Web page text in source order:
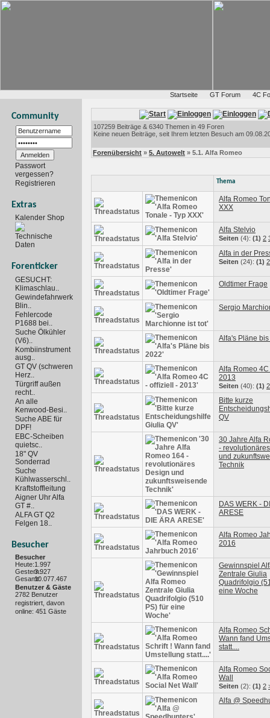
Startseite GT Forum 4C
Community
Passwort
vergessen?
Registrieren
Extras
Kalender Shop
Technische
Daten
Forenticker
GESUCHT:
Klimaschlau..
Gewindefahrwerk
Blin..
Fehlercode
P1688 bei..
Suche Ölkühler
(V6)..
Kombiinstrument
ausg..
GT QV (schweren
Herz..
Türgriff außen
recht..
An alle
Kenwood-Besi..
Suche ABE für
DPF!
EBC-Scheiben
quietsc..
18" QV
Sonderrad
Suche
Kühlwasserschl..
Kraftstoffleitung
Aigner Uhr Alfa
GT #..
ALFA GT Q2
Felgen 18..
Besucher
Besucher
Heute:1.997
Gestern:3.927
Gesamt:10.077.467
Benutzer & Gäste
2782 Benutzer
registriert, davon
online: 451 Gäste
107259 Beiträge & 6340 Themen in 49 Foren
Keine neuen Beiträge, seit Ihrem letzten Besuch am
Forenübersicht » 5. Autowelt » 5.1. Alfa Romeo
Thema
Alfa Romeo
XXX
Alfa Stelvio
Seiten (4): (1) 2
Alfa in der
Seiten (24): (1) 2
Oldtimer Frage
Sergio
Alfa's Pläne
Alfa Romeo
2013
Seiten (40): (1) 2
Bitte kurze
QV
30 Jahre Alfa
-
und
Technik
DAS WERK -
ARESE
Alfa Romeo
2016
Gewinnspiel
Zentrale Giulia
Quadrifolgio
eine Woche
Alfa Romeo
Wann fand
statt....
Alfa Romeo
Wall
Seiten (2): (1) 2
Alfa @